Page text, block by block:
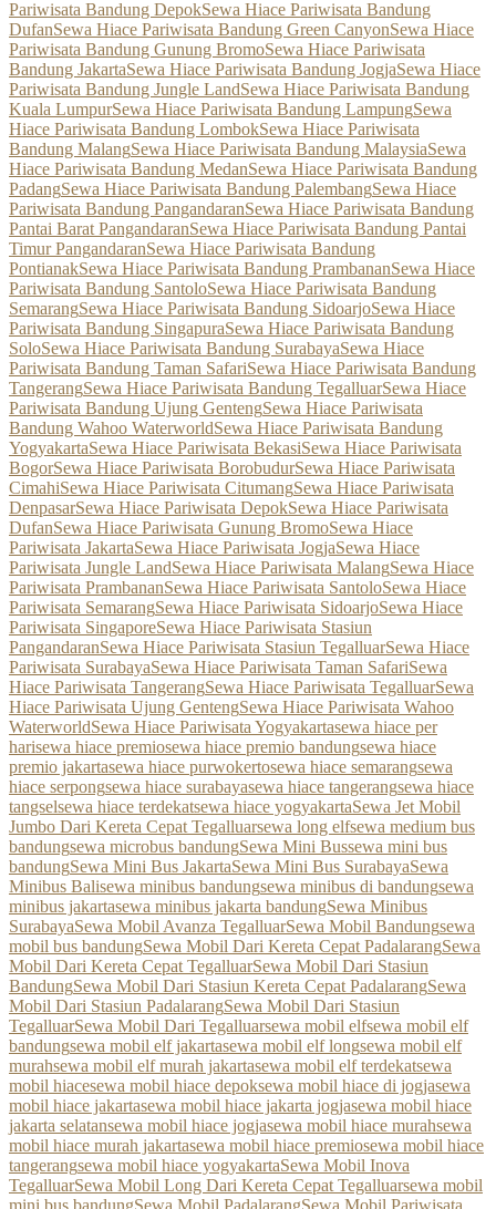
Pariwisata Bandung DepokSewa Hiace Pariwisata Bandung
DufanSewa Hiace Pariwisata Bandung Green CanyonSewa Hiace
Pariwisata Bandung Gunung BromoSewa Hiace Pariwisata
Bandung JakartaSewa Hiace Pariwisata Bandung JogjaSewa Hiace
Pariwisata Bandung Jungle LandSewa Hiace Pariwisata Bandung
Kuala LumpurSewa Hiace Pariwisata Bandung LampungSewa
Hiace Pariwisata Bandung LombokSewa Hiace Pariwisata
Bandung MalangSewa Hiace Pariwisata Bandung MalaysiaSewa
Hiace Pariwisata Bandung MedanSewa Hiace Pariwisata Bandung
PadangSewa Hiace Pariwisata Bandung PalembangSewa Hiace
Pariwisata Bandung PangandaranSewa Hiace Pariwisata Bandung
Pantai Barat PangandaranSewa Hiace Pariwisata Bandung Pantai
Timur PangandaranSewa Hiace Pariwisata Bandung
PontianakSewa Hiace Pariwisata Bandung PrambananSewa Hiace
Pariwisata Bandung SantoloSewa Hiace Pariwisata Bandung
SemarangSewa Hiace Pariwisata Bandung SidoarjoSewa Hiace
Pariwisata Bandung SingapuraSewa Hiace Pariwisata Bandung
SoloSewa Hiace Pariwisata Bandung SurabayaSewa Hiace
Pariwisata Bandung Taman SafariSewa Hiace Pariwisata Bandung
TangerangSewa Hiace Pariwisata Bandung TegalluarSewa Hiace
Pariwisata Bandung Ujung GentengSewa Hiace Pariwisata
Bandung Wahoo WaterworldSewa Hiace Pariwisata Bandung
YogyakartaSewa Hiace Pariwisata BekasiSewa Hiace Pariwisata
BogorSewa Hiace Pariwisata BorobudurSewa Hiace Pariwisata
CimahiSewa Hiace Pariwisata CitumangSewa Hiace Pariwisata
DenpasarSewa Hiace Pariwisata DepokSewa Hiace Pariwisata
DufanSewa Hiace Pariwisata Gunung BromoSewa Hiace
Pariwisata JakartaSewa Hiace Pariwisata JogjaSewa Hiace
Pariwisata Jungle LandSewa Hiace Pariwisata MalangSewa Hiace
Pariwisata PrambananSewa Hiace Pariwisata SantoloSewa Hiace
Pariwisata SemarangSewa Hiace Pariwisata SidoarjoSewa Hiace
Pariwisata SingaporeSewa Hiace Pariwisata Stasiun
PangandaranSewa Hiace Pariwisata Stasiun TegalluarSewa Hiace
Pariwisata SurabayaSewa Hiace Pariwisata Taman SafariSewa
Hiace Pariwisata TangerangSewa Hiace Pariwisata TegalluarSewa
Hiace Pariwisata Ujung GentengSewa Hiace Pariwisata Wahoo
WaterworldSewa Hiace Pariwisata Yogyakartasewa hiace per
harisewa hiace premiosewa hiace premio bandungsewa hiace
premio jakartasewa hiace purwokertosewa hiace semarangsewa
hiace serpongsewa hiace surabayasewa hiace tangerangsewa hiace
tangselsewa hiace terdekatsewa hiace yogyakartaSewa Jet Mobil
Jumbo Dari Kereta Cepat Tegalluarsewa long elfsewa medium bus
bandungsewa microbus bandungSewa Mini Bussewa mini bus
bandungSewa Mini Bus JakartaSewa Mini Bus SurabayaSewa
Minibus Balisewa minibus bandungsewa minibus di bandungsewa
minibus jakartasewa minibus jakarta bandungSewa Minibus
SurabayaSewa Mobil Avanza TegalluarSewa Mobil Bandungsewa
mobil bus bandungSewa Mobil Dari Kereta Cepat PadalarangSewa
Mobil Dari Kereta Cepat TegalluarSewa Mobil Dari Stasiun
BandungSewa Mobil Dari Stasiun Kereta Cepat PadalarangSewa
Mobil Dari Stasiun PadalarangSewa Mobil Dari Stasiun
TegalluarSewa Mobil Dari Tegalluarsewa mobil elfsewa mobil elf
bandungsewa mobil elf jakartasewa mobil elf longsewa mobil elf
murahsewa mobil elf murah jakartasewa mobil elf terdekatsewa
mobil hiacesewa mobil hiace depoksewa mobil hiace di jogjasewa
mobil hiace jakartasewa mobil hiace jakarta jogjasewa mobil hiace
jakarta selatansewa mobil hiace jogjasewa mobil hiace murahsewa
mobil hiace murah jakartasewa mobil hiace premiosewa mobil hiace
tangerangsewa mobil hiace yogyakartaSewa Mobil Inova
TegalluarSewa Mobil Long Dari Kereta Cepat Tegalluarsewa mobil